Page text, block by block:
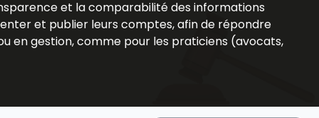
et la comparabilité des informations
et publier leurs comptes, afin de répondre
en gestion, comme pour les praticiens (avocats,
les
financière.